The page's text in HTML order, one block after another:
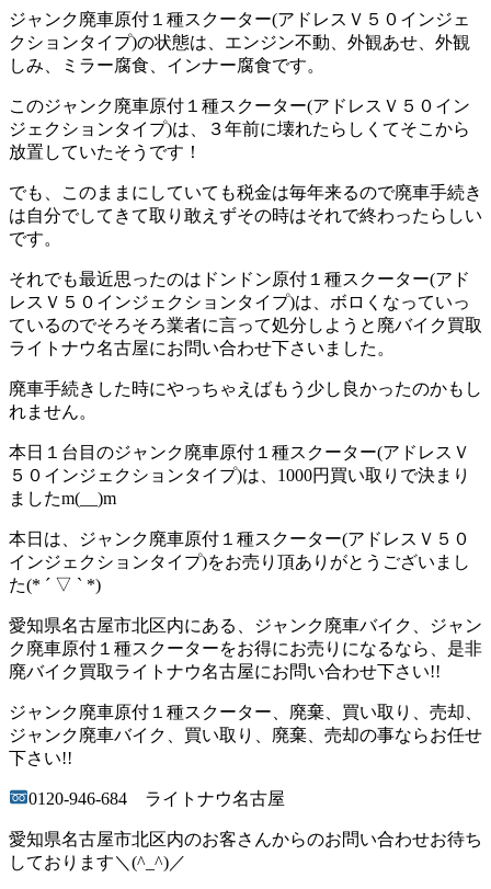
ジャンク廃車原付１種スクーター(アドレスＶ５０インジェ
クションタイプ)の状態は、エンジン不動、外観あせ、外観
しみ、ミラー腐食、インナー腐食です。
このジャンク廃車原付１種スクーター(アドレスＶ５０イン
ジェクションタイプ)は、３年前に壊れたらしくてそこから
放置していたそうです！
でも、このままにしていても税金は毎年来るので廃車手続き
は自分でしてきて取り敢えずその時はそれで終わったらしい
です。
それでも最近思ったのはドンドン原付１種スクーター(アド
レスＶ５０インジェクションタイプ)は、ボロくなっていっ
ているのでそろそろ業者に言って処分しようと廃バイク買取
ライトナウ名古屋にお問い合わせ下さいました。
廃車手続きした時にやっちゃえばもう少し良かったのかもし
れません。
本日１台目のジャンク廃車原付１種スクーター(アドレスＶ
５０インジェクションタイプ)は、1000円買い取りで決まり
ましたm(__)m
本日は、ジャンク廃車原付１種スクーター(アドレスＶ５０
インジェクションタイプ)をお売り頂ありがとうございまし
た(* ´ ▽ ` *)
愛知県名古屋市北区内にある、ジャンク廃車バイク、ジャン
ク廃車原付１種スクーターをお得にお売りになるなら、是非
廃バイク買取ライトナウ名古屋にお問い合わせ下さい!!
ジャンク廃車原付１種スクーター、廃棄、買い取り、売却、
ジャンク廃車バイク、買い取り、廃棄、売却の事ならお任せ
下さい!!
0120-946-684 ライトナウ名古屋
愛知県名古屋市北区内のお客さんからのお問い合わせお待ち
しております＼(^_^)／